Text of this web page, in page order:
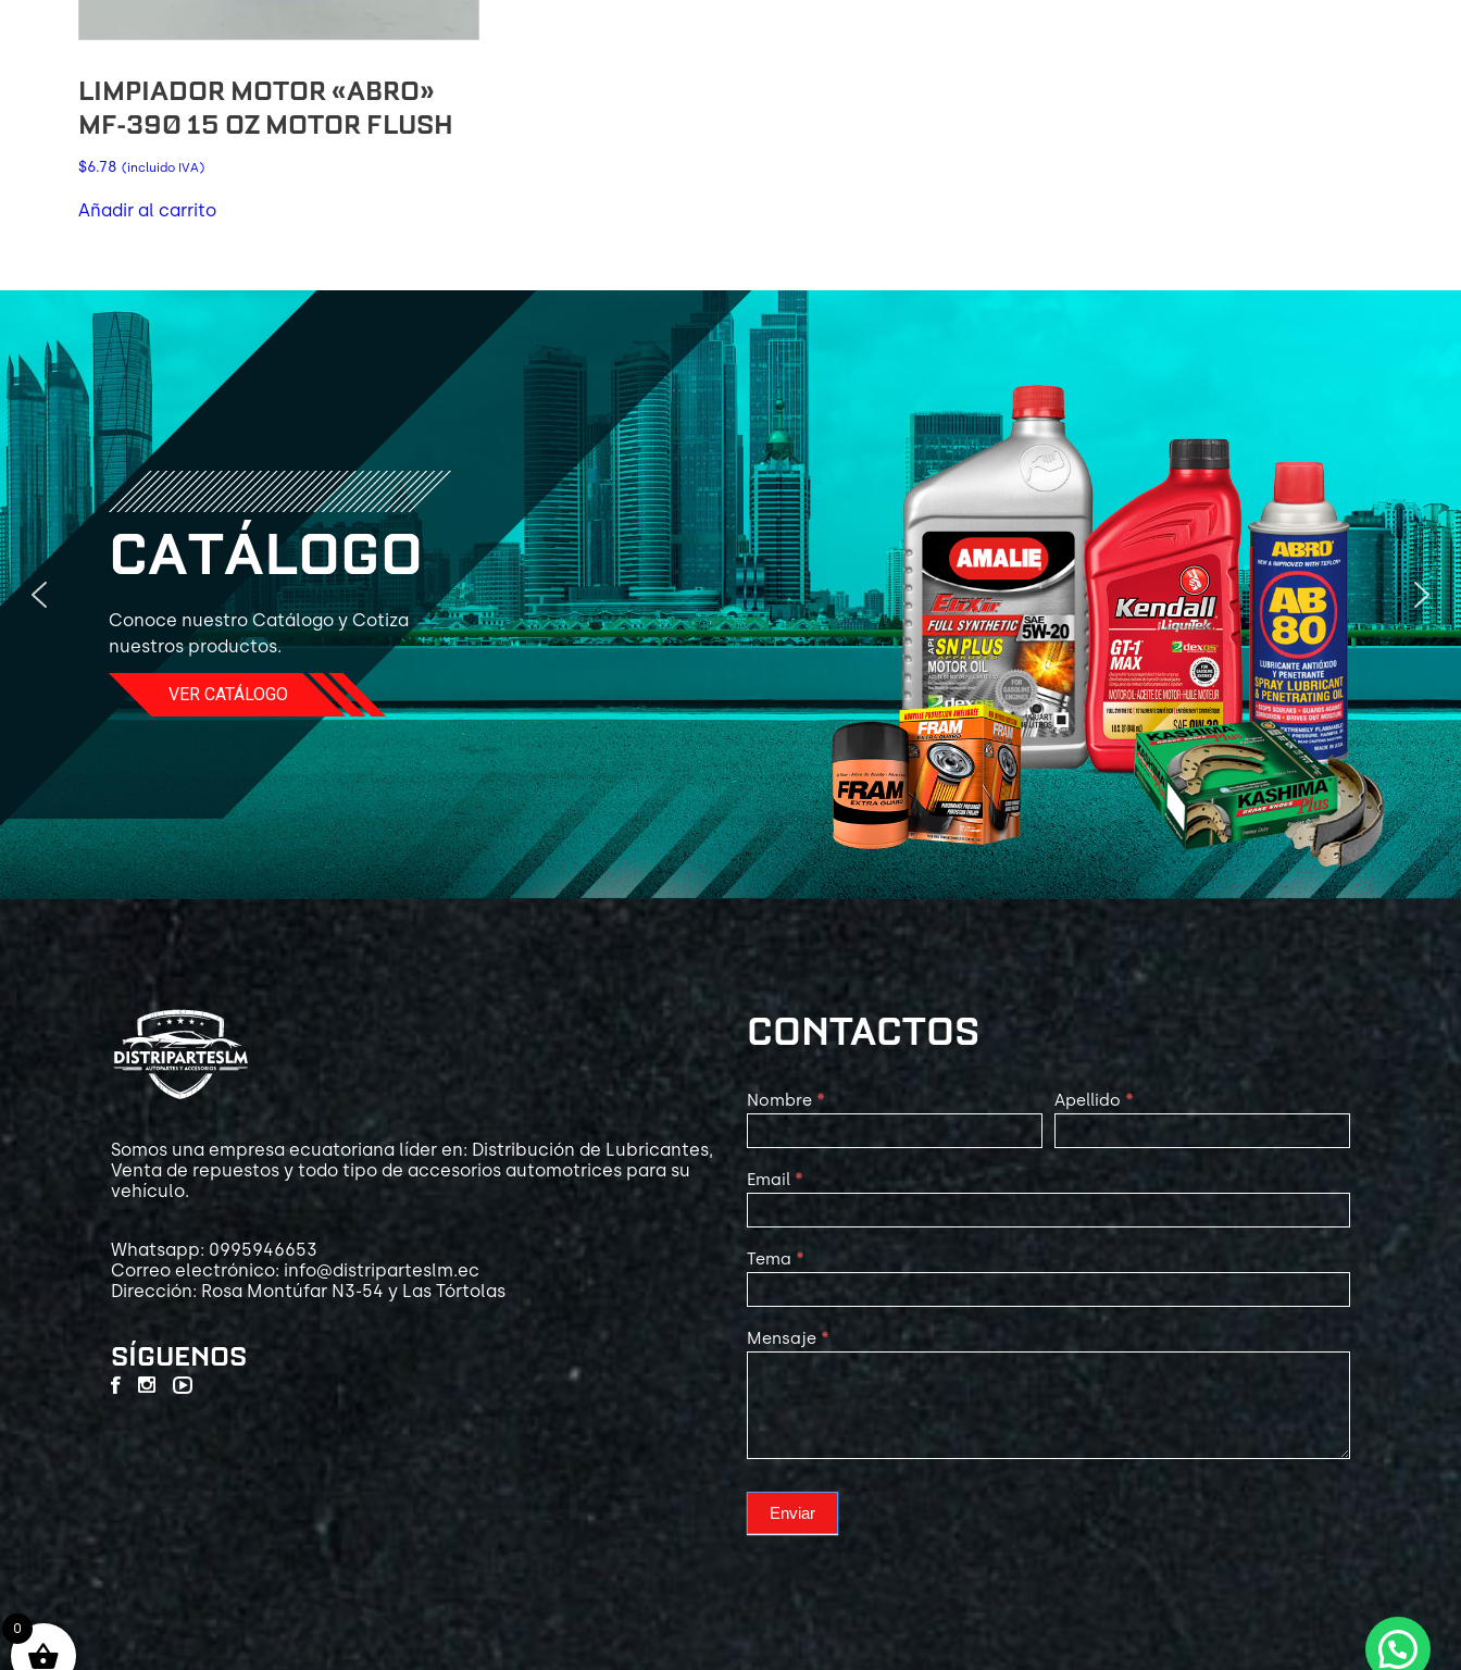
LIMPIADOR MOTOR «ABRO»
MF-390 15 OZ MOTOR FLUSH
$6.78 (incluido IVA)
Añadir al carrito
CATÁLOGO
Conoce nuestro Catálogo y Cotiza
nuestros productos.
VER CATÁLOGO
Somos una empresa ecuatoriana líder en: Distribución de Lubricantes,
Venta de repuestos y todo tipo de accesorios automotrices para su
vehículo.
Whatsapp: 0995946653
Correo electrónico: info@distriparteslm.ec
Dirección: Rosa Montúfar N3-54 y Las Tórtolas
SÍGUENOS
CONTACTOS
Contact
Us
Nombre * Apellido *
Email *
Tema *
Mensaje *
Enviar
0